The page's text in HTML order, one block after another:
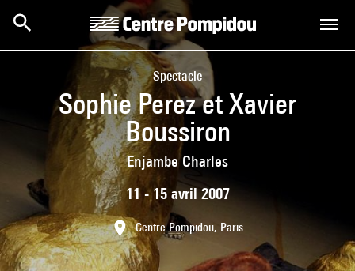
Aller au contenu principal
Centre Pompidou
Spectacle
Sophie Perez et Xavier
Boussiron
Enjambe Charles
11 - 15 avril 2007
Centre Pompidou, Paris